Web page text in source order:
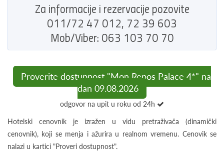
Za informacije i rezervacije pozovite
011/72 47 012, 72 39 603
Mob/Viber: 063 103 70 70
Proverite dostupnost "Mon Repos Palace 4*" na
dan 09.08.2026
odgovor na upit u roku od 24h
Hotelski cenovnik je izražen u vidu pretraživača (dinamički
cenovnik), koji se menja i ažurira u realnom vremenu. Cenovik se
nalazi u kartici "Proveri dostupnost".